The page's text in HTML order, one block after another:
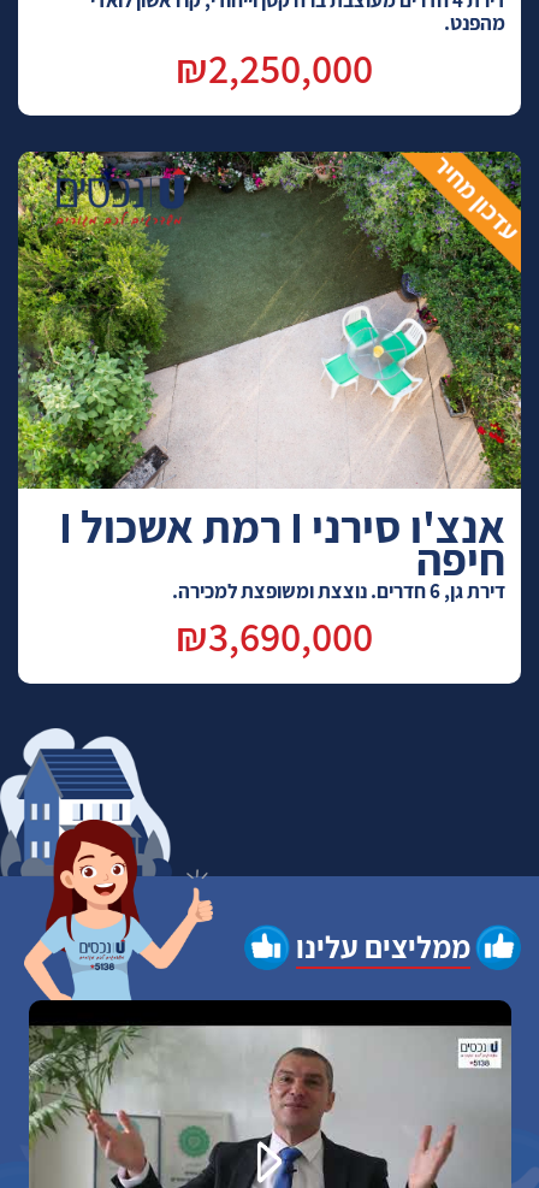
מהפנט.
₪2,250,000
אנצ'ו סירני I רמת אשכול I
חיפה
דירת גן, 6 חדרים. נוצצת ומשופצת למכירה.
₪3,690,000
ממליצים עלינו